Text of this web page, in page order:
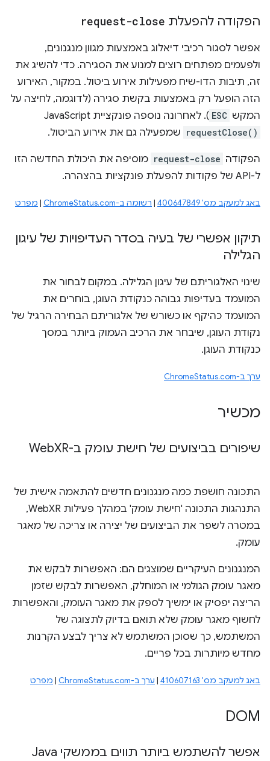
הפקודה להפעלת request-close
אפשר לסגור רכיבי דיאלוג באמצעות מגוון מנגנונים,
ולפעמים מפתחים רוצים למנוע את הסגירה. כדי להשיג את
זה, תיבות הדו-שיח מפעילות אירוע ביטול. במקור, האירוע
הזה הופעל רק באמצעות בקשת סגירה (לדוגמה, לחיצה על
המקש ESC ). לאחרונה נוספה פונקציית JavaScript‏
requestClose() שמפעילה גם את אירוע הביטול.
הפקודה request-close מוסיפה את היכולת החדשה הזו
ל-API של פקודות להפעלת פונקציות בהצהרה.
באג למעקב מס' 400647849 | רשומה ב-ChromeStatus.com | מפרט
תיקון אפשרי של בעיה בסדר העדיפויות של עיגון
הגלילה
שינוי האלגוריתם של עיגון הגלילה. במקום לבחור את
המועמד בעדיפות גבוהה כנקודת העוגן, בוחרים את
המועמד כהיקף או כשורש של אלגוריתם הבחירה הרגיל של
נקודת העוגן, שיבחר את הרכיב העמוק ביותר במסך
כנקודת העוגן.
ערך ב-ChromeStatus.com
מכשיר
שיפורים בביצועים של חישת עומק ב-WebXR
התכונה חושפת כמה מנגנונים חדשים להתאמה אישית של
התנהגות התכונה 'חישת עומק' במהלך פעילות WebXR,
במטרה לשפר את הביצועים של יצירה או צריכה של מאגר
עומק.
המנגנונים העיקריים שמוצגים הם: האפשרות לבקש את
מאגר עומק הגולמי או המוחלק, האפשרות לבקש שזמן
הריצה יפסיק או ימשיך לספק את מאגר העומק, והאפשרות
לחשוף מאגר עומק שלא תואם בדיוק לתצוגה של
המשתמש, כך שסוכן המשתמש לא צריך לבצע הקרנות
מחדש מיותרות בכל פריים.
באג למעקב מס' 410607163 | ערך ב-ChromeStatus.com | מפרט
DOM
אפשר להשתמש ביותר תווים בממשקי Java